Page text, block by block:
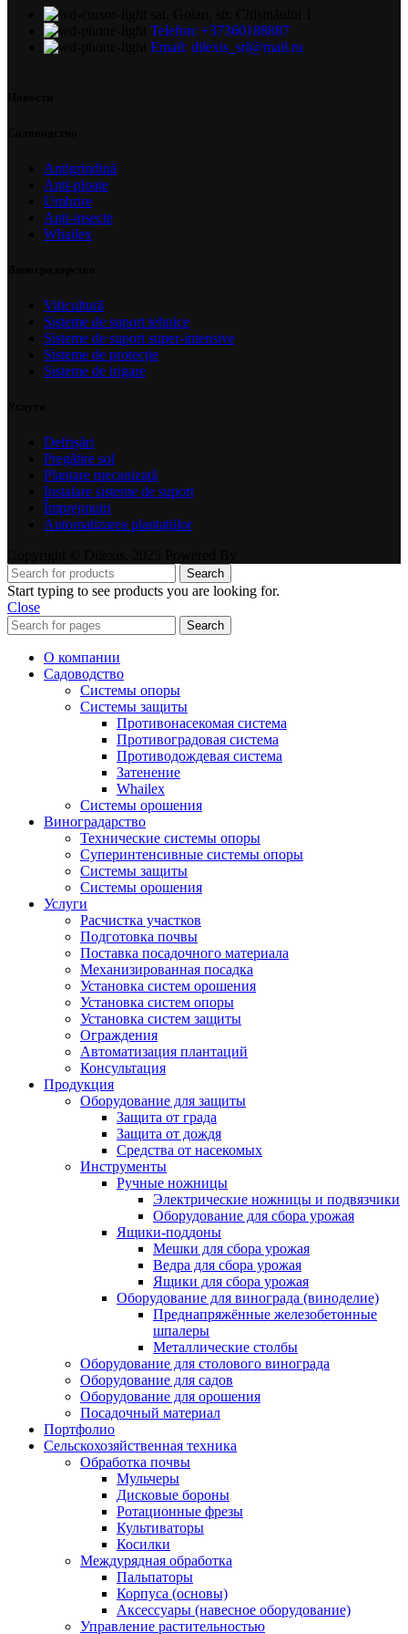
Telefon: +37360188887
Email: dilexis_srl@mail.ru
Antigrindină
Anti-ploaie
Umbrire
Anti-insecte
Whailex
Viticultură
Sisteme de suport tehnice
Sisteme de suport super-intensive
Sisteme de protecție
Sisteme de irigare
Defrișări
Pregătire sol
Plantare mecanizată
Instalare sisteme de suport
Împrejmuiri
Automatizarea plantațiilor
Search
Start typing to see products you are looking for.
Close
Search
О компании
Садоводство
Системы опоры
Системы защиты
Противонасекомая система
Противоградовая система
Противодождевая система
Затенение
Whailex
Системы орошения
Виноградарство
Технические системы опоры
Суперинтенсивные системы опоры
Системы защиты
Системы орошения
Услуги
Расчистка участков
Подготовка почвы
Поставка посадочного материала
Механизированная посадка
Установка систем орошения
Установка систем опоры
Установка систем защиты
Ограждения
Автоматизация плантаций
Консультация
Продукция
Оборудование для защиты
Защита от града
Защита от дождя
Средства от насекомых
Инструменты
Ручные ножницы
Электрические ножницы и подвязчики
Оборудование для сбора урожая
Ящики-поддоны
Мешки для сбора урожая
Ведра для сбора урожая
Ящики для сбора урожая
Оборудование для винограда (виноделие)
Преднапряжённые железобетонные
шпалеры
Металлические столбы
Оборудование для столового винограда
Оборудование для садов
Оборудование для орошения
Посадочный материал
Портфолио
Сельскохозяйственная техника
Обработка почвы
Мульчеры
Дисковые бороны
Ротационные фрезы
Культиваторы
Косилки
Междурядная обработка
Пальпаторы
Корпуса (основы)
Аксессуары (навесное оборудование)
Управление растительностью